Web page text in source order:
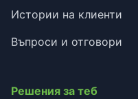
Истории на клиенти
Въпроси и отговори
Решения за теб